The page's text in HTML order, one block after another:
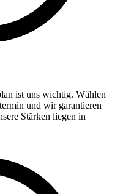
ist uns wichtig. Wählen
und wir garantieren
Stärken liegen in